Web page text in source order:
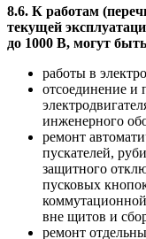
8.6. К работам
текущей
до 1000 В, могут
работы в
отсоединение и
инженерного
ремонт
пускателей,
защитного
пусковых
вне щитов и
ремонт